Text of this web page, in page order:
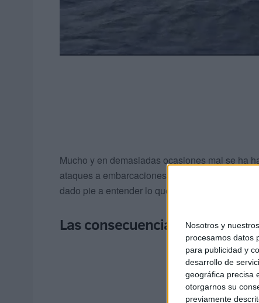
Nosotros y
procesamos datos
para publicidad y
desarrollo de
geográfica precisa
otorgarnos su
previamente
Mucho y en demasiadas ocasiones mal se ha
ataques a embarcaciones ocurridos en el
dado pie a entender lo que sucede con una
Las consecuencias del cambio